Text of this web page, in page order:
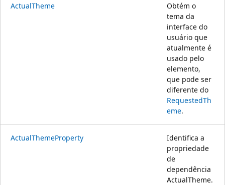
ActualTheme
Obtém o
tema da
interface do
usuário que
atualmente é
usado pelo
elemento,
que pode ser
diferente do
RequestedTh
eme.
ActualThemeProperty
Identifica a
propriedade
de
dependência
ActualTheme.